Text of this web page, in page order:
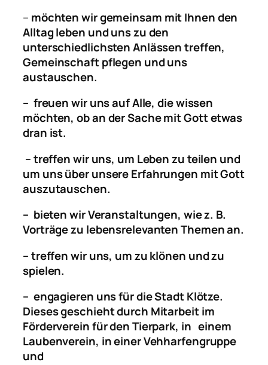
– möchten wir gemeinsam mit Ihnen den
Alltag leben und uns zu den
unterschiedlichsten Anlässen treffen,
Gemeinschaft pflegen und uns
austauschen.
– freuen wir uns auf Alle, die wissen
möchten, ob an der Sache mit Gott etwas
dran ist.
– treffen wir uns, um Leben zu teilen und
um uns über unsere Erfahrungen mit Gott
auszutauschen.
– bieten wir Veranstaltungen, wie z. B.
Vorträge zu lebensrelevanten Themen an.
– treffen wir uns, um zu klönen und zu
spielen.
– engagieren uns für die Stadt Klötze.
Dieses geschieht durch Mitarbeit im
Förderverein für den Tierpark, in einem
Laubenverein, in einer Vehharfengruppe
und